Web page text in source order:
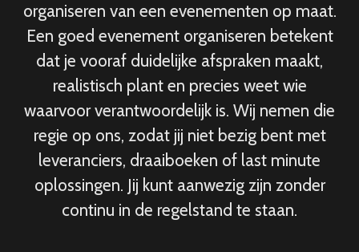
organiseren van een evenementen op maat.
Een goed evenement organiseren betekent
dat je vooraf duidelijke afspraken maakt,
realistisch plant en precies weet wie
waarvoor verantwoordelijk is. Wij nemen die
regie op ons, zodat jij niet bezig bent met
leveranciers, draaiboeken of last minute
oplossingen. Jij kunt aanwezig zijn zonder
continu in de regelstand te staan.